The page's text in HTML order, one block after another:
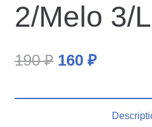
2/Melo 3/
190₽ 160 ₽